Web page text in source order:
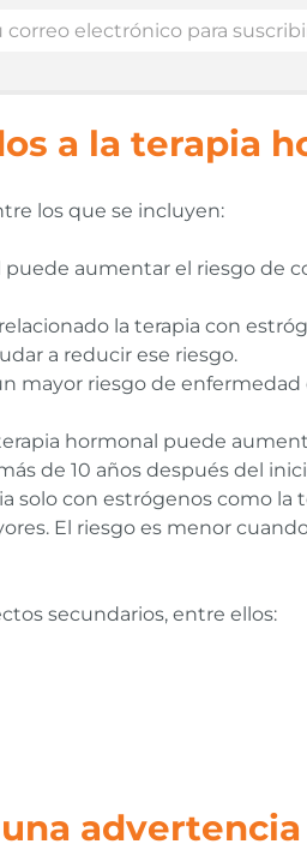
a la terapia
los que se incluyen:
puede aumentar el riesgo de
la terapia con
a reducir ese riesgo.
mayor riesgo de
hormonal puede
de 10 años después del
solo con estrógenos como la
El riesgo es menor
secundarios, entre ellos: